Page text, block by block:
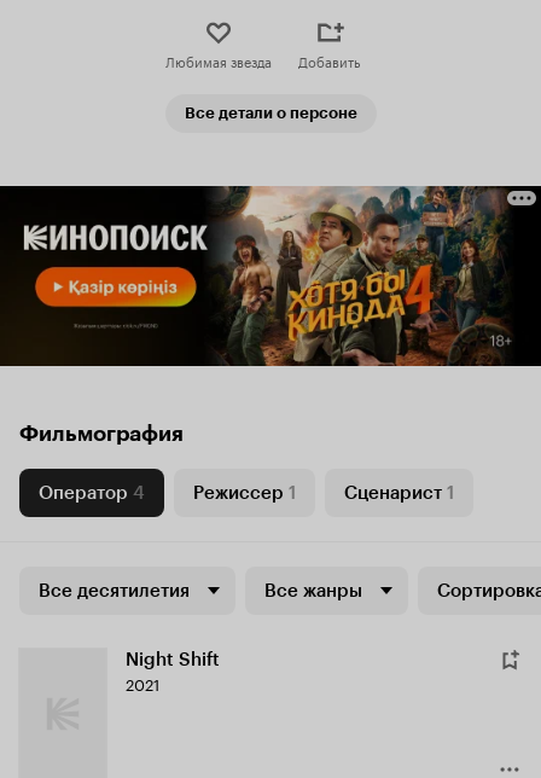
Любимая звезда Добавить
Все детали о персоне
Фильмография
Оператор 4 Режиссер 1 Сценарист 1
Все десятилетия Все жанры
Night Shift
2021